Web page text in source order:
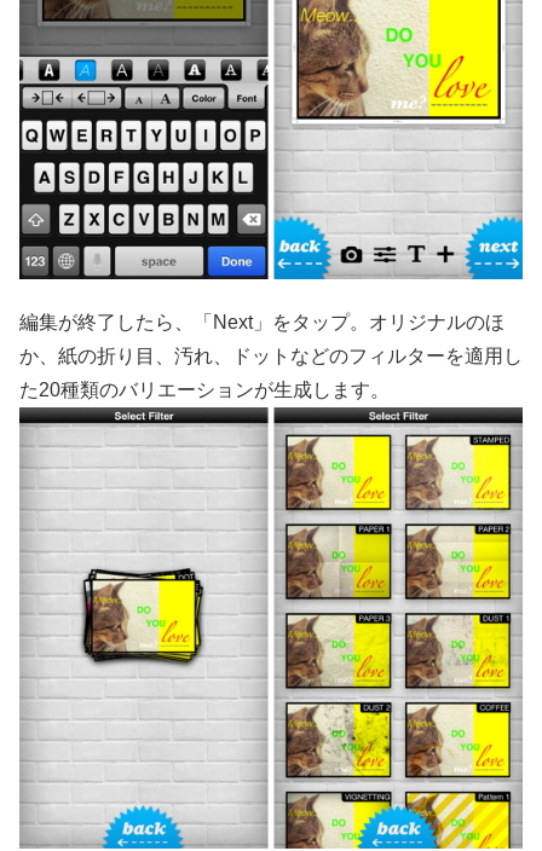
編集が終了したら、「Next」をタップ。オリジナルのほ
か、紙の折り目、汚れ、ドットなどのフィルターを適用し
た20種類のバリエーションが生成します。